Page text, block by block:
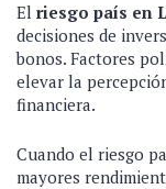
El riesgo país en
decisiones de
bonos. Factores
elevar la
financiera.
Cuando el riesgo
mayores